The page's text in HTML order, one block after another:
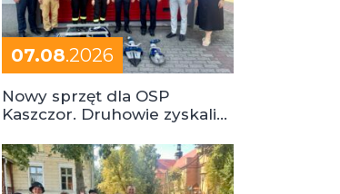
07.08.2026
Nowy sprzęt dla OSP
Kaszczor. Druhowie zyskali